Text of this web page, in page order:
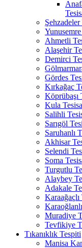
Ahmetli
Alaşehir
Demirci
Gördes
Kırkağaç
Köprübaşı
Kula
Salihli
Sarıgöl
Saruhanlı
Akhisar
Selendi
Soma
Turgutlu
Alaybey
Adakale
Muradiye
Tevfikiye
Tıkanıklık Tespiti
Manisa